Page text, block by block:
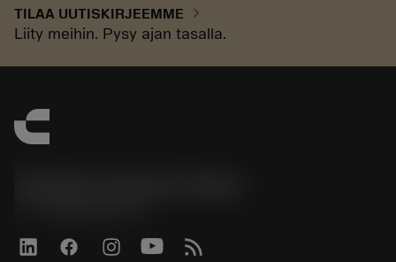
TILAA UUTISKIRJEEMME chevron_right
Liity meihin. Pysy ajan tasalla.